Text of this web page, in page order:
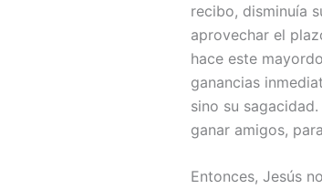
recibo, disminuía
aprovechar el
hace este
ganancias
sino su
ganar amigos,
Entonces, Jesús